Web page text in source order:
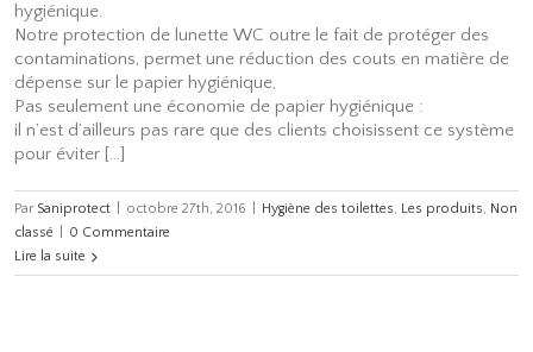
hygiénique.
Notre protection de lunette WC outre le fait de protéger des
contaminations, permet une réduction des couts en matière de
dépense sur le papier hygiénique,
Pas seulement une économie de papier hygiénique :
il n’est d’ailleurs pas rare que des clients choisissent ce système
pour éviter […]
Par Saniprotect octobre 27th, 2016 Hygiène des toilettes, Les produits, Non
classé
0 Commentaire
Lire la suite